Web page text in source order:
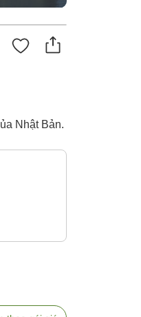
Nhật Bản.